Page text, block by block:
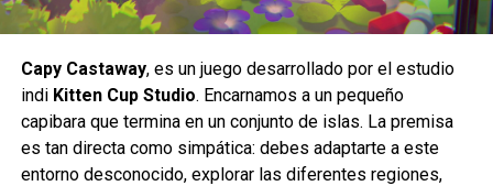
Capy Castaway, es un juego desarrollado por el estudio
indi Kitten Cup Studio. Encarnamos a un pequeño
capibara que termina en un conjunto de islas. La premisa
es tan directa como simpática: debes adaptarte a este
entorno desconocido, explorar las diferentes regiones,